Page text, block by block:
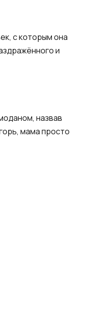
с которым она
и
назвав
мама просто